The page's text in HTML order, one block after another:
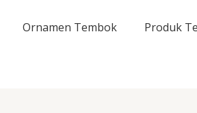
Ornamen Tembok Produk